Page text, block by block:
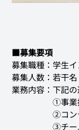
■募集要項
募集職種：学生
募集人数：若干名
業務内容：下記
①事業担
②コンテンツ
③チームマ